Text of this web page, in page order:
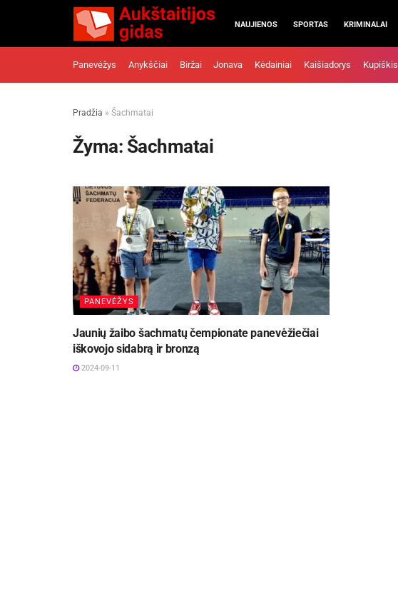
NAUJIENOS SPORTAS KRIMINALAI
Panevėžys Anykščiai Biržai Jonava Kėdainiai Kaišiadorys Kupiškis
Pradžia » Šachmatai
Žyma: Šachmatai
PANEVĖŽYS
Jaunių žaibo šachmatų čempionate panevėžiečiai
iškovojo sidabrą ir bronzą
2024-09-11